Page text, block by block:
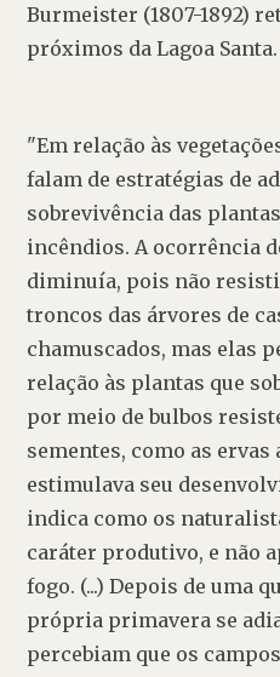
Burmeister (1807-1892)
próximos da Lagoa Santa.
"Em relação às
falam de estratégias de
sobrevivência das
incêndios. A ocorrência
diminuía, pois não
troncos das árvores de
chamuscados, mas elas
relação às plantas que
por meio de bulbos
sementes, como as
estimulava seu
indica como os
caráter produtivo, e não
fogo. (...) Depois de uma
própria primavera se
percebiam que os